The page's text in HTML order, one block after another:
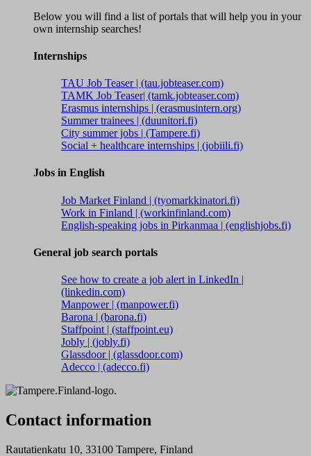
Below you will find a list of portals that will help you in your
own internship searches!
Internships
TAU Job Teaser | (tau.jobteaser.com)
TAMK Job Teaser| (tamk.jobteaser.com)
Erasmus internships | (erasmusintern.org)
Summer trainees | (duunitori.fi)
City summer jobs | (Tampere.fi)
Social + healthcare internships | (jobiili.fi)
Jobs in English
Job Market Finland | (tyomarkkinatori.fi)
Work in Finland | (workinfinland.com)
English-speaking jobs in Pirkanmaa | (englishjobs.fi)
General job search portals
See how to create a job alert in LinkedIn |
(linkedin.com)
Manpower | (manpower.fi)
Barona | (barona.fi)
Staffpoint | (staffpoint.eu)
Jobly | (jobly.fi)
Glassdoor | (glassdoor.com)
Adecco | (adecco.fi)
Contact information
Rautatienkatu 10, 33100 Tampere, Finland